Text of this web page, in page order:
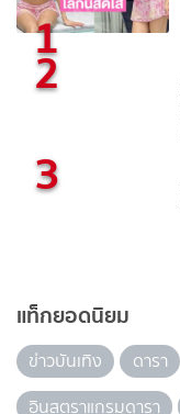
1
2
3
แท็กยอดนิยม
ข่าวบันเทิง ดารา
อินสตราแกรมดารา